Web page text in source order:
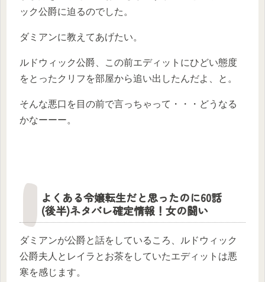
ック公爵に迫るのでした。
ダミアンに教えてあげたい。
ルドウィック公爵、この前エディットにひどい態度
をとったクリフを部屋から追い出したんだよ、と。
そんな悪口を目の前で言っちゃって・・・どうなる
かなーーー。
よくある令嬢転生だと思ったのに60話
(後半)ネタバレ確定情報！女の闘い
ダミアンが公爵と話をしているころ、ルドウィック
公爵夫人とレイラとお茶をしていたエディットは悪
寒を感じます。